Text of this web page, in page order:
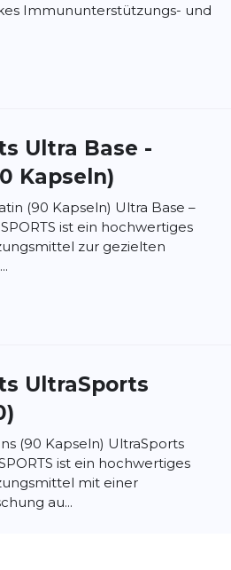
Immununterstützungs- und
Ultra Base -
Kapseln)
(90 Kapseln) Ultra Base –
ist ein hochwertiges
zur gezielten
UltraSports
(90 Kapseln) UltraSports
ist ein hochwertiges
mit einer
au...